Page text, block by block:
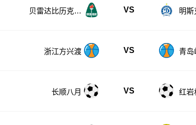
贝雷达比历克女
VS
明斯
浙江方兴渡 VS 青岛
长顺八月 VS 红岩